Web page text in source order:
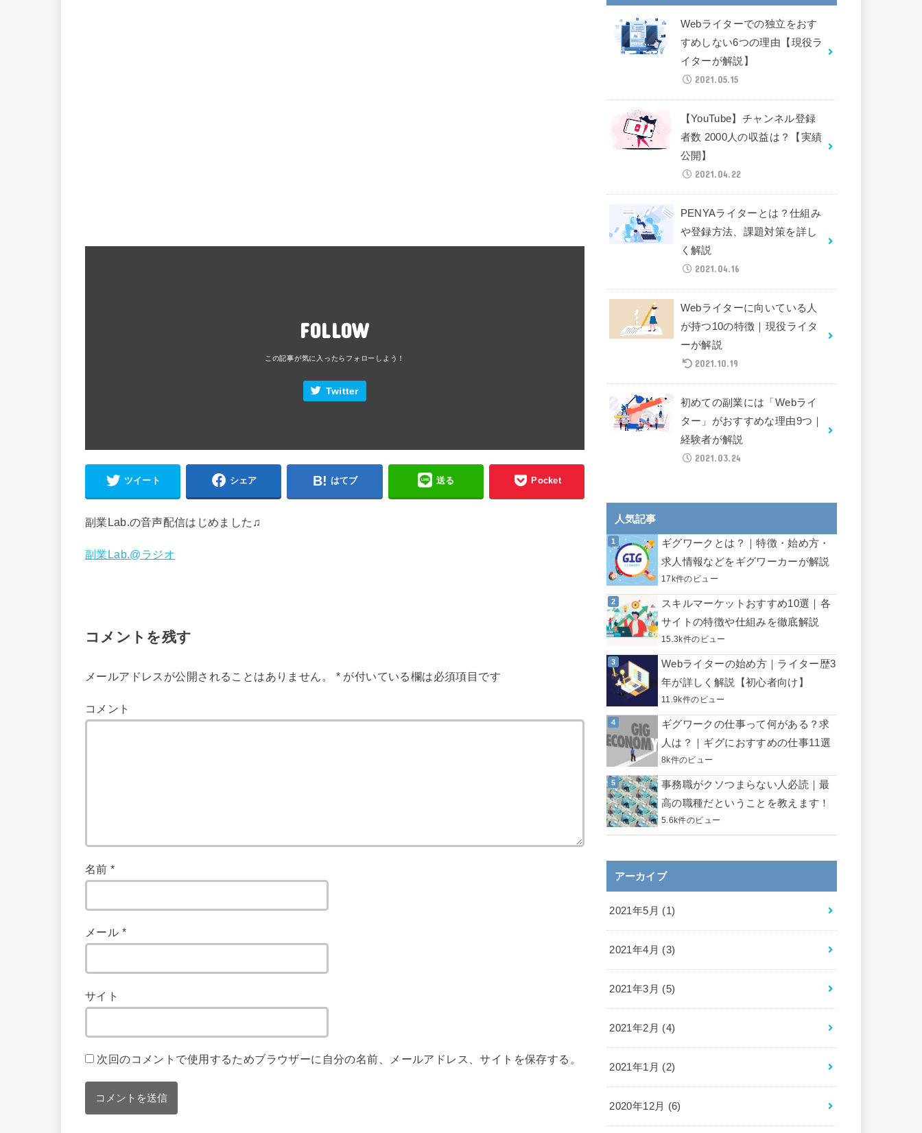
FOLLOW
Twitter
ツイート シェア はてブ 送る Pocket
副業Lab.の音声配信はじめました♫
副業Lab.@ラジオ
コメントを残す
メールアドレスが公開されることはありません。 *が付いている欄は必須項目です
コメント
名前*
メール *
サイト
次回のコメントで使用するためブラウザーに自分の名前、メールアドレス、サイトを保存する。
Webライターでの独立をおす
すめしない6つの理由【現役ラ
イターが解説】
2021.05.15
【YouTube】チャンネル登録
者数 2000人の収益は？【実績
公開】
2021.04.22
PENYAライターとは？仕組み
や登録方法、課題対策を詳し
く解説
2021.04.16
Webライターに向いている人
が持つ10の特徴｜現役ライタ
ーが解説
2021.10.19
初めての副業には「Webライ
ター」がおすすめな理由9つ｜
経験者が解説
2021.03.24
人気記事
ギグワークとは？｜特徴・始め方・
求人情報などをギグワーカーが解説
17k件のビュー
スキルマーケットおすすめ10選｜各
サイトの特徴や仕組みを徹底解説
15.3k件のビュー
Webライターの始め方｜ライター歴3
年が詳しく解説【初心者向け】
11.9k件のビュー
ギグワークの仕事って何がある？求
人は？｜ギグにおすすめの仕事11選
8k件のビュー
事務職がクソつまらない人必読｜最
高の職種だということを教えます！
5.6k件のビュー
アーカイブ
2021年5月 (1)
2021年4月 (3)
2021年3月 (5)
2021年2月 (4)
2021年1月 (2)
2020年12月 (6)